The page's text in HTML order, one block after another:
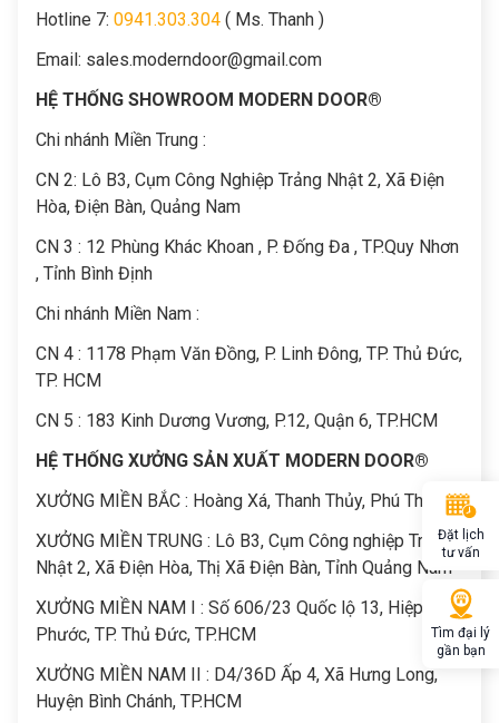
Hotline 7: 0941.303.304 ( Ms. Thanh )
Email: sales.moderndoor@gmail.com
HỆ THỐNG SHOWROOM MODERN DOOR®
Chi nhánh Miền Trung :
CN 2: Lô B3, Cụm Công Nghiệp Trảng Nhật 2, Xã Điện
Hòa, Điện Bàn, Quảng Nam
CN 3 : 12 Phùng Khác Khoan , P. Đống Đa , TP.Quy Nhơn
, Tỉnh Bình Định
Chi nhánh Miền Nam :
CN 4 : 1178 Phạm Văn Đồng, P. Linh Đông, TP. Thủ Đức,
TP. HCM
CN 5 : 183 Kinh Dương Vương, P.12, Quận 6, TP.HCM
HỆ THỐNG XƯỞNG SẢN XUẤT MODERN DOOR®
XƯỞNG MIỀN BẮC : Hoàng Xá, Thanh Thủy, Phú Thọ
XƯỞNG MIỀN TRUNG : Lô B3, Cụm Công nghiệp Trảng
Nhật 2, Xã Điện Hòa, Thị Xã Điện Bàn, Tỉnh Quảng Nam
XƯỞNG MIỀN NAM I : Số 606/23 Quốc lộ 13, Hiệp Bình
Phước, TP. Thủ Đức, TP.HCM
XƯỞNG MIỀN NAM II : D4/36D Ấp 4, Xã Hưng Long,
Huyện Bình Chánh, TP.HCM
Đặt lịch
tư vấn
Tìm đại lý
gần bạn